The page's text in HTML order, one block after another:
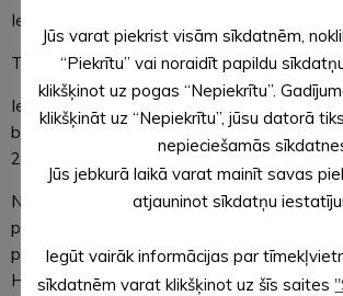
Ieņēmumi kopā 75,67 %,
Tajā skaitā:
Iedzīvotāju ienākuma nodoklis 68,07% (pēc
budžetu 2025. gadam un budžeta ietvaru
2027. gadam” izpilde 9 mēnešos
Nekustamā īpašuma nodoklis – 111,54%
pieņemts domes lēmums par līdzekļu
projekta līdzfinansējumam 50 597 EUR
Helēnas ielas pārbūvei))
Jūs varat piekrist visām sīkdatnēm,
“Piekrītu” vai noraidīt papildu
klikšķinot uz pogas “Nepiekrītu”.
klikšķināt uz “Nepiekrītu”, jūsu datorā
nepieciešamās
Jūs jebkurā laikā varat mainīt savas
atjauninot sīkdatņu
Iegūt vairāk informācijas par
sīkdatnēm varat klikšķinot uz šīs saites